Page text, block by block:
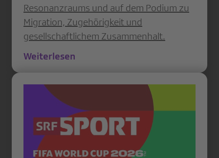
Resonanzraums und auf dem Podium zu
Migration, Zugehörigkeit und
gesellschaftlichem Zusammenhalt.
Weiterlesen